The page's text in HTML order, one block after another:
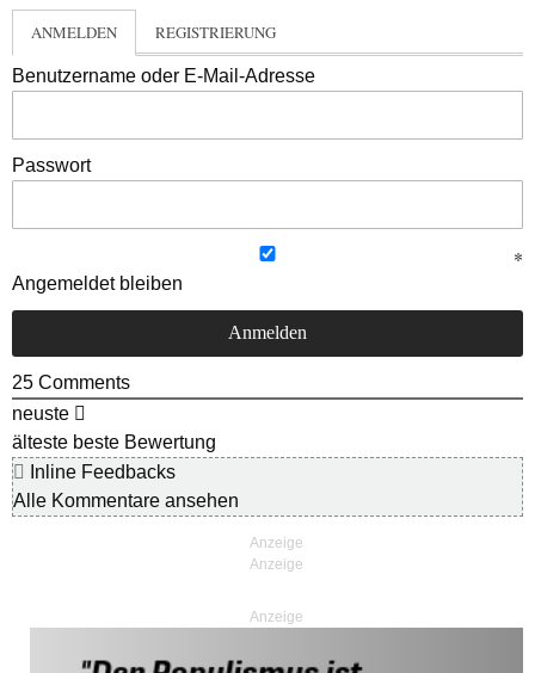
ANMELDEN REGISTRIERUNG
Benutzername oder E-Mail-Adresse
Passwort
Angemeldet bleiben
25 Comments
neuste
älteste beste Bewertung
Inline Feedbacks
Alle Kommentare ansehen
Anzeige